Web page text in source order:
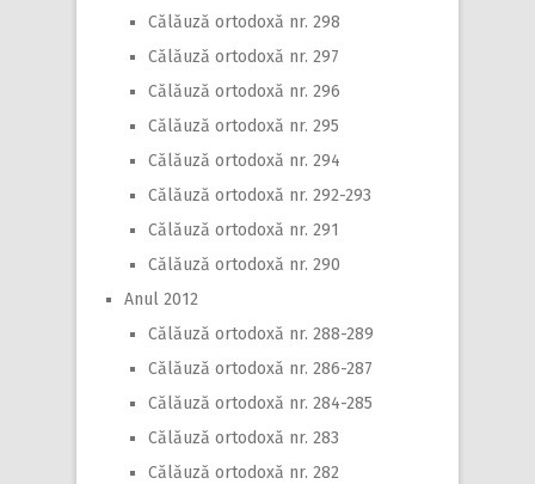
Călăuză ortodoxă nr. 298
Călăuză ortodoxă nr. 297
Călăuză ortodoxă nr. 296
Călăuză ortodoxă nr. 295
Călăuză ortodoxă nr. 294
Călăuză ortodoxă nr. 292-293
Călăuză ortodoxă nr. 291
Călăuză ortodoxă nr. 290
Anul 2012
Călăuză ortodoxă nr. 288-289
Călăuză ortodoxă nr. 286-287
Călăuză ortodoxă nr. 284-285
Călăuză ortodoxă nr. 283
Călăuză ortodoxă nr. 282